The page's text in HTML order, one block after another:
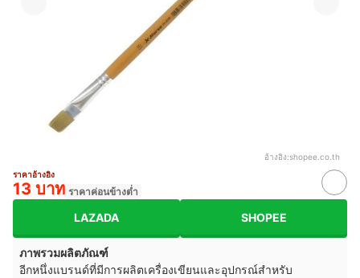
อ้างอิง:shopee.co.th
ราคาอ้างอิง
13 บาท ราคาค่อนข้างต่ำ
LAZADA SHOPEE
ภาพรวมผลิตภัณฑ์
อีกหนึ่งแบรนด์ที่มีการผลิตเครื่องเขียนและอุปกรณ์สำหรับ